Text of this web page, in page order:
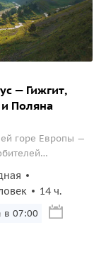
— Гижгит,
Поляна
горе Европы —
14 ч.
в 07:00